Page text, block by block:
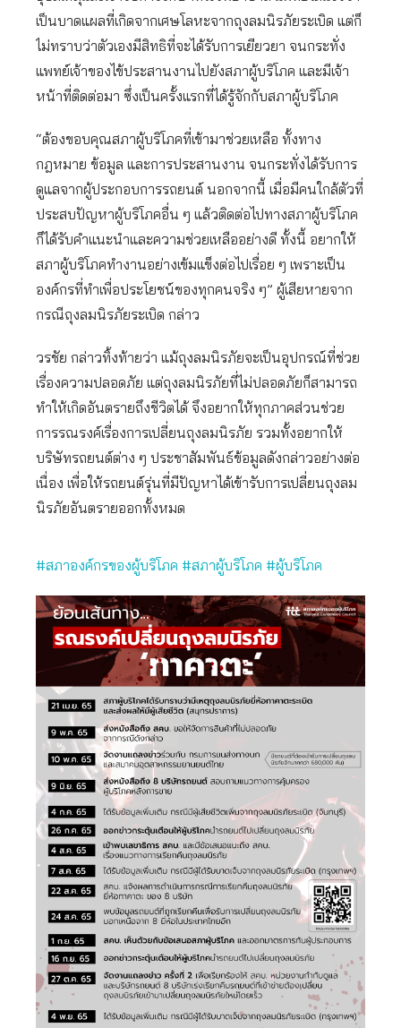
เป็นบาดแผลที่เกิดจากเศษโลหะจากถุงลมนิรภัยระเบิด แต่ก็
ไม่ทราบว่าตัวเองมีสิทธิที่จะได้รับการเยียวยา จนกระทั่ง
แพทย์เจ้าของไข้ประสานงานไปยังสภาผู้บริโภค และมีเจ้า
หน้าที่ติดต่อมา ซึ่งเป็นครั้งแรกที่ได้รู้จักกับสภาผู้บริโภค
“ต้องขอบคุณสภาผู้บริโภคที่เข้ามาช่วยเหลือ ทั้งทาง
กฎหมาย ข้อมูล และการประสานงาน จนกระทั่งได้รับการ
ดูแลจากผู้ประกอบการรถยนต์ นอกจากนี้ เมื่อมีคนใกล้ตัวที่
ประสบปัญหาผู้บริโภคอื่น ๆ แล้วติดต่อไปทางสภาผู้บริโภค
ก็ได้รับคำแนะนำและความช่วยเหลืออย่างดี ทั้งนี้ อยากให้
สภาผู้บริโภคทำงานอย่างเข้มแข็งต่อไปเรื่อย ๆ เพราะเป็น
องค์กรที่ทำเพื่อประโยชน์ของทุกคนจริง ๆ” ผู้เสียหายจาก
กรณีถุงลมนิรภัยระเบิด กล่าว
วรชัย กล่าวทิ้งท้ายว่า แม้ถุงลมนิรภัยจะเป็นอุปกรณ์ที่ช่วย
เรื่องความปลอดภัย แต่ถุงลมนิรภัยที่ไม่ปลอดภัยก็สามารถ
ทำให้เกิดอันตรายถึงชีวิตได้ จึงอยากให้ทุกภาคส่วนช่วย
การรณรงค์เรื่องการเปลี่ยนถุงลมนิรภัย รวมทั้งอยากให้
บริษัทรถยนต์ต่าง ๆ ประชาสัมพันธ์ข้อมูลดังกล่าวอย่างต่อ
เนื่อง เพื่อให้รถยนต์รุ่นที่มีปัญหาได้เข้ารับการเปลี่ยนถุงลม
นิรภัยอันตรายออกทั้งหมด
#สภาองค์กรของผู้บริโภค #สภาผู้บริโภค #ผู้บริโภค